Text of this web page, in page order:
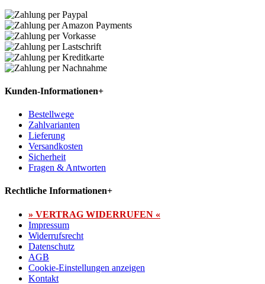
Kunden-Informationen+
Bestellwege
Zahlvarianten
Lieferung
Versandkosten
Sicherheit
Fragen & Antworten
Rechtliche Informationen+
» VERTRAG WIDERRUFEN «
Impressum
Widerrufsrecht
Datenschutz
AGB
Cookie-Einstellungen anzeigen
Kontakt